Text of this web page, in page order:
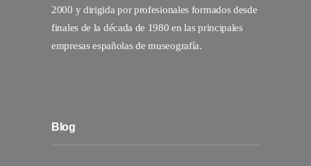
2000 y dirigida por profesionales formados desde
finales de la década de 1980 en las principales
empresas españolas de museografía.
Blog